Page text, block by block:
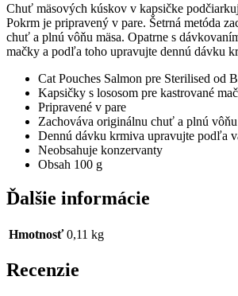
Chuť mäsových kúskov v kapsičke
Pokrm je pripravený v pare. Šetrná metóda
chuť a plnú vôňu mäsa. Opatrne s
mačky a podľa toho upravujte dennú dávku
Cat Pouches Salmon pre Sterilised od
Kapsičky s lososom pre kastrované
Pripravené v pare
Zachováva originálnu chuť a plnú vôňu
Dennú dávku krmiva upravujte podľa
Neobsahuje konzervanty
Obsah 100 g
Ďalšie informácie
Hmotnosť 0,11 kg
Recenzie